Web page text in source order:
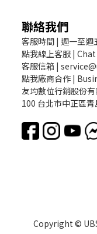
聯絡我們
客服時間 | 週一至
點我線上客服 |
客服信箱 |
點我廠商合作 |
友均數位行銷股份
100 台北市中正區
Copyright ©